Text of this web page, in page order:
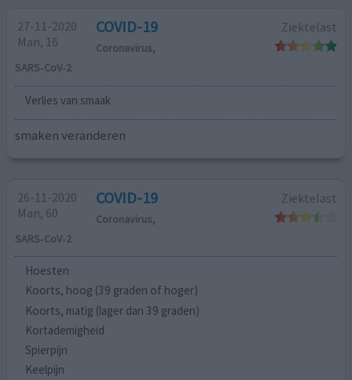
27-11-2020
Man, 16
Ziektelast
COVID-19
Coronavirus,
SARS‑CoV‑2
Verlies van smaak
smaken veranderen
26-11-2020
Man, 60
Ziektelast
COVID-19
Coronavirus,
SARS‑CoV‑2
Hoesten
Koorts, hoog (39 graden of hoger)
Koorts, matig (lager dan 39 graden)
Kortademigheid
Spierpijn
Keelpijn